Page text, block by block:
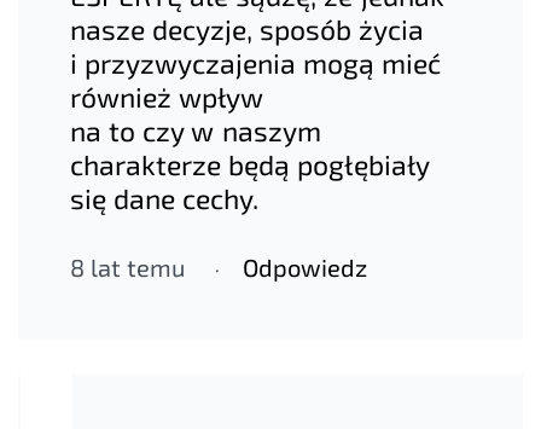
nasze decyzje, sposób życia
i przyzwyczajenia mogą mieć
również wpływ
na to czy w naszym
charakterze będą pogłębiały
się dane cechy.
8 lat temu Odpowiedz